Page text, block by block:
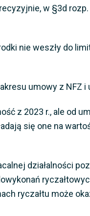
w §3d rozp.
nie weszły do
umowy z NFZ i
z 2023 r., ale od
się one na
działalności
ryczałtu może